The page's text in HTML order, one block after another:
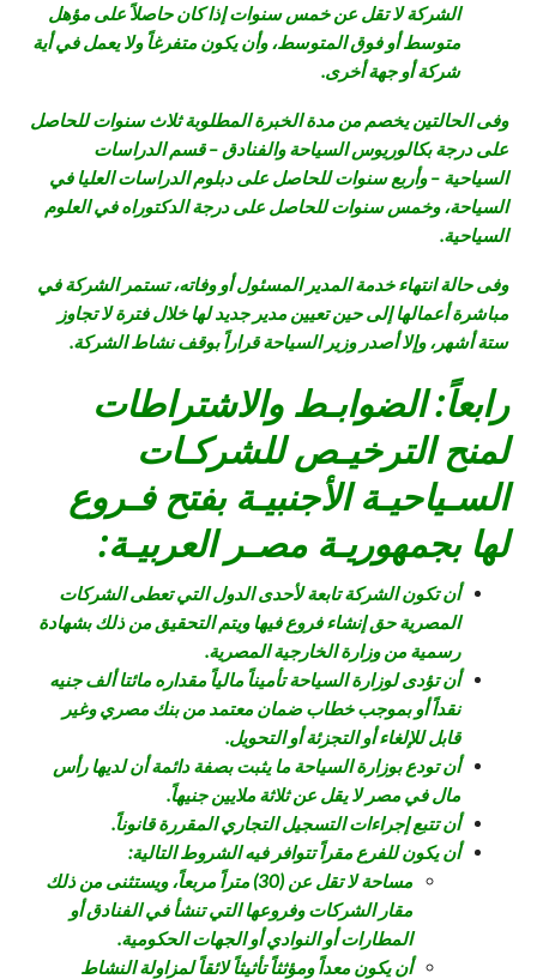
الشركة لا تقل عن خمس سنوات إذا كان حاصلاً على مؤهل
متوسط أو فوق المتوسط، وأن يكون متفرغاً ولا يعمل في أية
شركة أو جهة أخرى.
وفى الحالتين يخصم من مدة الخبرة المطلوبة ثلاث سنوات للحاصل
على درجة بكالوريوس السياحة والفنادق – قسم الدراسات
السياحية – وأربع سنوات للحاصل على دبلوم الدراسات العليا في
السياحة، وخمس سنوات للحاصل على درجة الدكتوراه في العلوم
السياحية.
وفى حالة انتهاء خدمة المدير المسئول أو وفاته، تستمر الشركة في
مباشرة أعمالها إلى حين تعيين مدير جديد لها خلال فترة لا تجاوز
ستة أشهر، وإلا أصدر وزير السياحة قراراً بوقف نشاط الشركة.
رابعاً: الضوابـط والاشتراطات
لمنح الترخيـص للشركـات
السـياحيـة الأجنبيـة بفتح فـروع
لها بجمهوريـة مصـر العربيـة:
أن تكون الشركة تابعة لأحدى الدول التي تعطى الشركات
المصرية حق إنشاء فروع فيها ويتم التحقيق من ذلك بشهادة
رسمية من وزارة الخارجية المصرية.
أن تؤدى لوزارة السياحة تأميناً مالياً مقداره مائتا ألف جنيه
نقداً أو بموجب خطاب ضمان معتمد من بنك مصري وغير
قابل للإلغاء أو التجزئة أو التحويل.
أن تودع بوزارة السياحة ما يثبت بصفة دائمة أن لديها رأس
مال في مصر لا يقل عن ثلاثة ملايين جنيهاً.
أن تتبع إجراءات التسجيل التجاري المقررة قانوناً.
أن يكون للفرع مقراً تتوافر فيه الشروط التالية:
مساحة لا تقل عن (30) متراً مربعاً، ويستثنى من ذلك
مقار الشركات وفروعها التي تنشأ في الفنادق أو
المطارات أو النوادي أو الجهات الحكومية.
أن يكون معداً ومؤثثاً تأثيثاً لائقاً لمزاولة النشاط